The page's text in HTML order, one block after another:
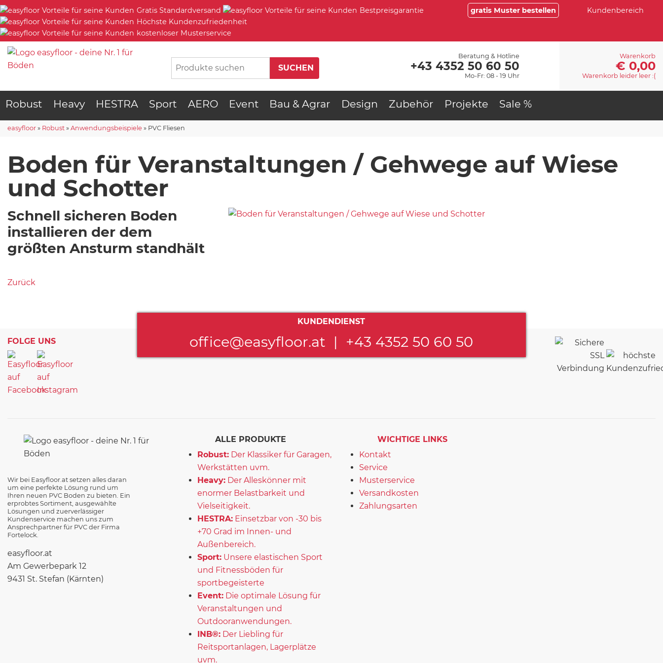
Gratis Standardversand
Bestpreisgarantie
Höchste Kundenzufriedenheit
kostenloser Musterservice
gratis Muster bestellen Kundenbereich
Beratung & Hotline
+43 4352 50 60 50
Mo-Fr: 08 - 19 Uhr
Warenkorb
€ 0,00
Warenkorb leider leer :(
Robust Heavy HESTRA Sport AERO Event Bau & Agrar Design Zubehör Projekte Sale %
easyfloor » Robust » Anwendungsbeispiele » PVC Fliesen
Boden für Veranstaltungen / Gehwege auf Wiese
und Schotter
Schnell sicheren Boden
installieren der dem
größten Ansturm standhält
Zurück
FOLGE UNS
KUNDENDIENST
office@easyfloor.at | +43 4352 50 60 50
Wir bei Easyfloor.at setzen alles daran
um eine perfekte Lösung rund um
Ihren neuen PVC Boden zu bieten. Ein
erprobtes Sortiment, ausgewählte
Lösungen und zuerverlässiger
Kundenservice machen uns zum
Ansprechpartner für PVC der Firma
Fortelock.
easyfloor.at
Am Gewerbepark 12
9431 St. Stefan (Kärnten)
ALLE PRODUKTE
Robust: Der Klassiker für Garagen,
Werkstätten uvm.
Heavy: Der Alleskönner mit
enormer Belastbarkeit und
Vielseitigkeit.
HESTRA: Einsetzbar von -30 bis
+70 Grad im Innen- und
Außenbereich.
Sport: Unsere elastischen Sport
und Fitnessböden für
sportbegeisterte
Event: Die optimale Lösung für
Veranstaltungen und
Outdooranwendungen.
INB®: Der Liebling für
Reitsportanlagen, Lagerplätze
uvm.
WICHTIGE LINKS
Kontakt
Service
Musterservice
Versandkosten
Zahlungsarten